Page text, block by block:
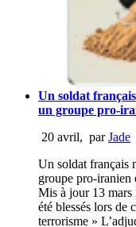
Un soldat
un groupe pro-
20 avril, parJade
Un soldat français
groupe pro-iranien
Mis à jour 13 mars
été blessés lors de
terrorisme »